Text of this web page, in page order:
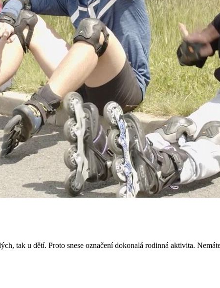
tak u dětí. Proto snese označení dokonalá rodinná aktivita.